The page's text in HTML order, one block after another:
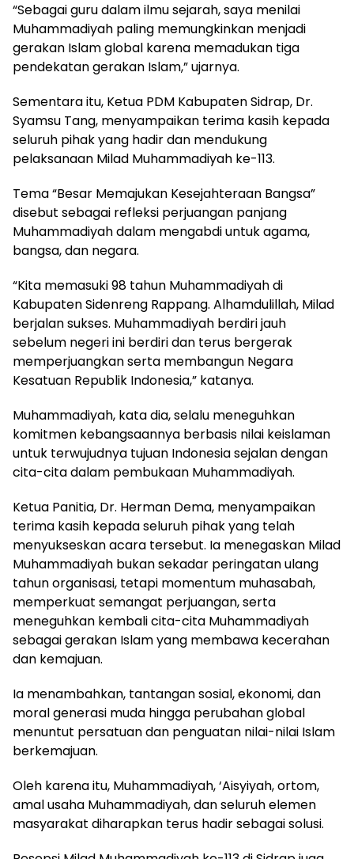
“Sebagai guru dalam ilmu sejarah, saya menilai
Muhammadiyah paling memungkinkan menjadi
gerakan Islam global karena memadukan tiga
pendekatan gerakan Islam,” ujarnya.
Sementara itu, Ketua PDM Kabupaten Sidrap, Dr.
Syamsu Tang, menyampaikan terima kasih kepada
seluruh pihak yang hadir dan mendukung
pelaksanaan Milad Muhammadiyah ke-113.
Tema “Besar Memajukan Kesejahteraan Bangsa”
disebut sebagai refleksi perjuangan panjang
Muhammadiyah dalam mengabdi untuk agama,
bangsa, dan negara.
“Kita memasuki 98 tahun Muhammadiyah di
Kabupaten Sidenreng Rappang. Alhamdulillah, Milad
berjalan sukses. Muhammadiyah berdiri jauh
sebelum negeri ini berdiri dan terus bergerak
memperjuangkan serta membangun Negara
Kesatuan Republik Indonesia,” katanya.
Muhammadiyah, kata dia, selalu meneguhkan
komitmen kebangsaannya berbasis nilai keislaman
untuk terwujudnya tujuan Indonesia sejalan dengan
cita-cita dalam pembukaan Muhammadiyah.
Ketua Panitia, Dr. Herman Dema, menyampaikan
terima kasih kepada seluruh pihak yang telah
menyukseskan acara tersebut. Ia menegaskan Milad
Muhammadiyah bukan sekadar peringatan ulang
tahun organisasi, tetapi momentum muhasabah,
memperkuat semangat perjuangan, serta
meneguhkan kembali cita-cita Muhammadiyah
sebagai gerakan Islam yang membawa kecerahan
dan kemajuan.
Ia menambahkan, tantangan sosial, ekonomi, dan
moral generasi muda hingga perubahan global
menuntut persatuan dan penguatan nilai-nilai Islam
berkemajuan.
Oleh karena itu, Muhammadiyah, ‘Aisyiyah, ortom,
amal usaha Muhammadiyah, dan seluruh elemen
masyarakat diharapkan terus hadir sebagai solusi.